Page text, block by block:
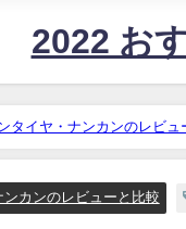
2022 お
タイヤ・ナンカンのレビュ
カンのレビューと比較